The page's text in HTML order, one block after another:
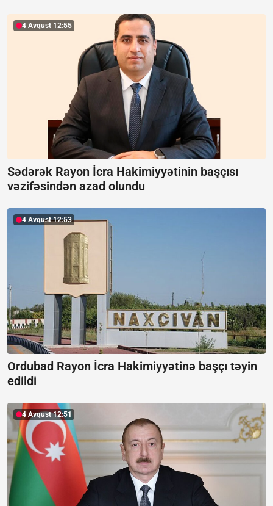
4 Avqust 12:55
Sədərək Rayon İcra Hakimiyyətinin başçısı
vəzifəsindən azad olundu
4 Avqust 12:53
Ordubad Rayon İcra Hakimiyyətinə başçı təyin
edildi
4 Avqust 12:51